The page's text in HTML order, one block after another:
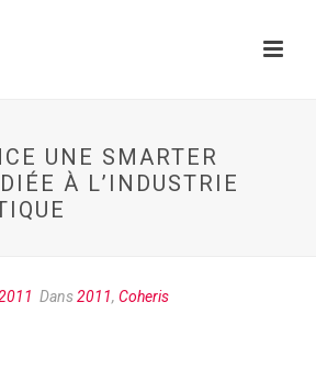
UNE SMARTER
À L’INDUSTRIE
Dans2011, Coheris